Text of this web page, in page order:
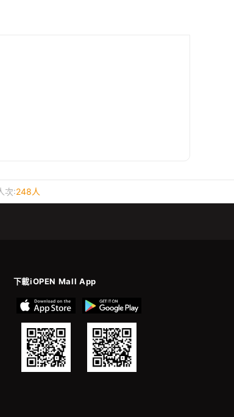
次:248人
下載iOPEN Mall App